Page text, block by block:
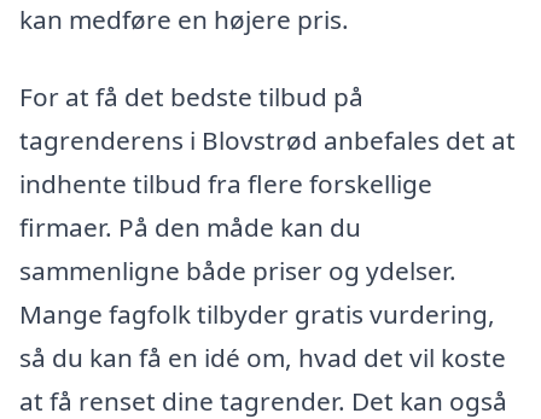
kan medføre en højere pris.
For at få det bedste tilbud på
tagrenderens i Blovstrød anbefales det at
indhente tilbud fra flere forskellige
firmaer. På den måde kan du
sammenligne både priser og ydelser.
Mange fagfolk tilbyder gratis vurdering,
så du kan få en idé om, hvad det vil koste
at få renset dine tagrender. Det kan også